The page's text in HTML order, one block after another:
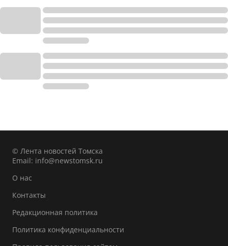
© Лента новостей Томска
Email: info@newstomsk.ru
О нас
Контакты
Редакционная политика
Политика конфиденциальности